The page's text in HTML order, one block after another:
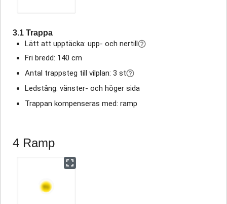
3.1 Trappa
Lätt att upptäcka: upp- och nertill
Fri bredd: 140 cm
Antal trappsteg till vilplan: 3 st
Ledstång: vänster- och höger sida
Trappan kompenseras med: ramp
4 Ramp